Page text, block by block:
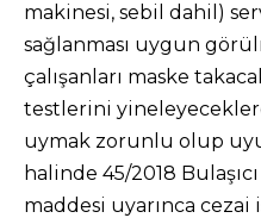
makinesi, sebil dahil)
sağlanması uygun
çalışanları maske
testlerini
uymak zorunlu olup
halinde 45/2018 Bulaşıcı
maddesi uyarınca